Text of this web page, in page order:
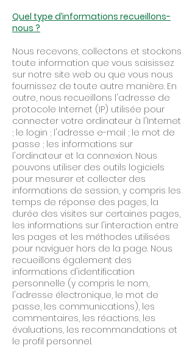
Quel type d’informations recueillons-
nous ?
Nous recevons, collectons et stockons
toute information que vous saisissez
sur notre site web ou que vous nous
fournissez de toute autre manière. En
outre, nous recueillons l'adresse de
protocole Internet (IP) utilisée pour
connecter votre ordinateur à l'Internet
; le login ; l'adresse e-mail ; le mot de
passe ; les informations sur
l'ordinateur et la connexion. Nous
pouvons utiliser des outils logiciels
pour mesurer et collecter des
informations de session, y compris les
temps de réponse des pages, la
durée des visites sur certaines pages,
les informations sur l'interaction entre
les pages et les méthodes utilisées
pour naviguer hors de la page. Nous
recueillons également des
informations d'identification
personnelle (y compris le nom,
l'adresse électronique, le mot de
passe, les communications), les
commentaires, les réactions, les
évaluations, les recommandations et
le profil personnel.